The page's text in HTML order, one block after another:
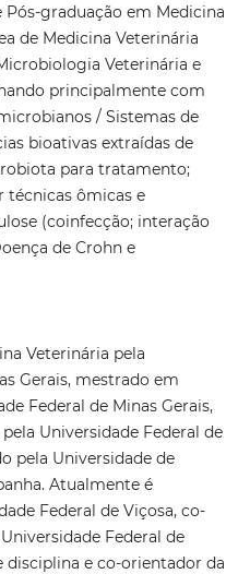
graduação em Medicina
de Medicina Veterinária
Veterinária e
principalmente com
/ Sistemas de
bioativas extraídas de
para tratamento;
ômicas e
(coinfecção; interação
de Crohn e
Veterinária pela
Gerais, mestrado em
Federal de Minas Gerais,
Universidade Federal de
pela Universidade de
Atualmente é
Federal de Viçosa, co-
Federal de
disciplina e co-orientador da